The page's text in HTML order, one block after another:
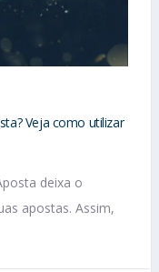
Veja como utilizar
deixa o
apostas. Assim,